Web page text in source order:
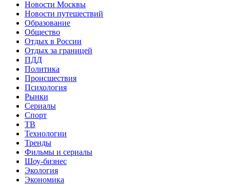
Новости Москвы
Новости путешествий
Образование
Общество
Отдых в России
Отдых за границей
ПДД
Политика
Происшествия
Психология
Рынки
Сериалы
Спорт
ТВ
Технологии
Тренды
Фильмы и сериалы
Шоу-бизнес
Экология
Экономика